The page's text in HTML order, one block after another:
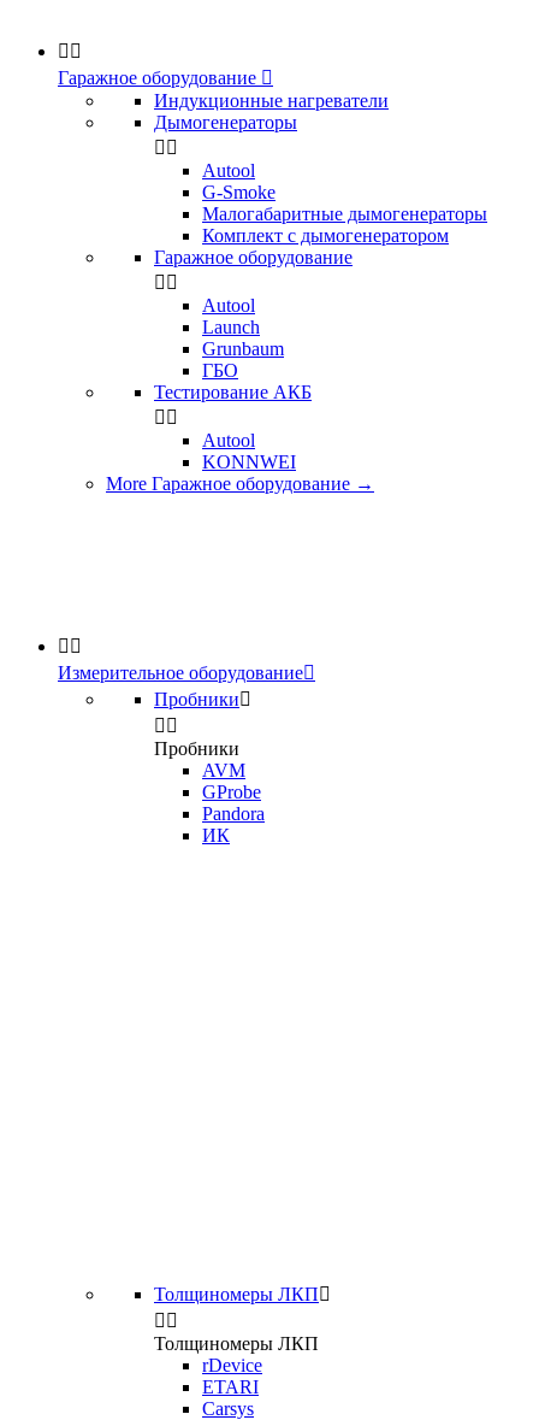
 
Гаражное оборудование 
Индукционные нагреватели
Дымогенераторы
 
Аutool
G-Smoke
Малогабаритные дымогенераторы
Комплект с дымогенератором
Гаражное оборудование
 
Autool
Launch
Grunbaum
ГБО
Тестирование АКБ
 
Autool
KONNWEI
More Гаражное оборудование →
 
Измерительное оборудование
Пробники
 
Пробники
AVM
GProbe
Pandora
ИК
Толщиномеры ЛКП
 
Толщиномеры ЛКП
rDevice
ETARI
Carsys